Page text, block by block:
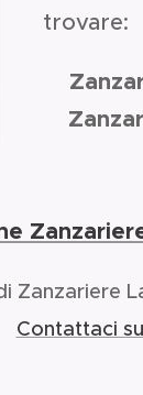
trovare:
Zanzariere
Contattaci